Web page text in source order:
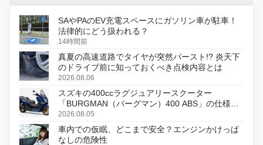
SAやPAのEV充電スペースにガソリン車が駐車！
法律的にどう扱われる？
14時間前
真夏の高速道路でタイヤが突然バースト!? 炎天下
のドライブ前に知っておくべき点検内容とは
2026.08.06
スズキの400ccラグジュアリースクーター
「BURGMAN（バーグマン）400 ABS」の仕様を
変更し、8月18日に発売
2026.08.05
車内での仮眠、どこまで安全？エンジンかけっぱ
なしの危険性